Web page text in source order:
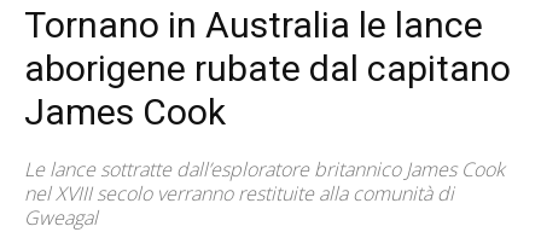
Tornano in Australia le lance
aborigene rubate dal capitano
James Cook
Le lance sottratte dall’esploratore britannico James Cook
nel XVIII secolo verranno restituite alla comunità di
Gweagal